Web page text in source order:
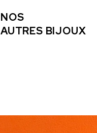
NOS
AUTRES BIJOUX